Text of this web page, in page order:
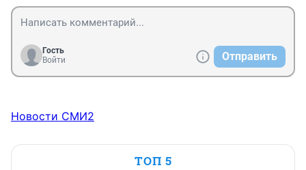
Гость
Войти
Отправить
Новости СМИ2
ТОП 5